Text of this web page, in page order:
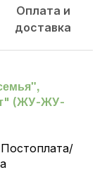
Оплата и
доставка
" (ЖУ-ЖУ-